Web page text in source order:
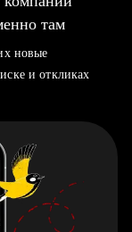
там
новые
и откликах